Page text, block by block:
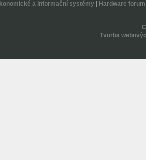
a informační systémy| Hardware forum
Tvorba